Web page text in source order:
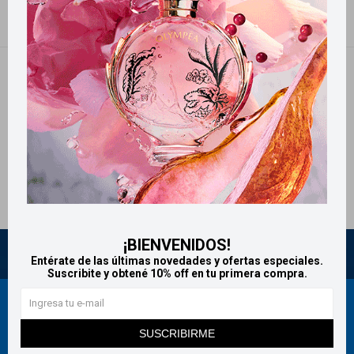
¡BIENVENIDOS!
Entérate de las últimas novedades y ofertas especiales.
Suscribite y obtené 10% off en tu primera compra.
SUSCRIBIRME
NO SE HAN RECUPERADO PRODUCTOS
¡Lo sentimos! No hay productos en esta sección.
Inténtalo nuevamente con otros criterios de filtrado o busca en otras
secciones de nuestro catálogo.
Protectores Solares Bebés Quitar filtros
Newsletter
¡Suscribite y recibí todas nuestras novedades!